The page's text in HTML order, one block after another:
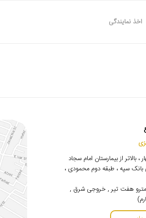
اخذ نمایندگی
، بالاتر از بیمارستان امام سجاد
بالای بانک سپه ، طبقه دوم محمودی ،
مترو هفت تیر , خروجی شرق ,